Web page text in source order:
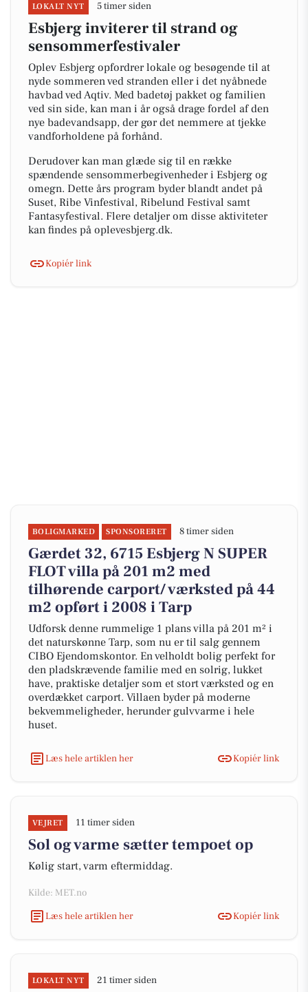
LOKALT NYT 5 timer siden
Esbjerg inviterer til strand og
sensommerfestivaler
Oplev Esbjerg opfordrer lokale og besøgende til at
nyde sommeren ved stranden eller i det nyåbnede
havbad ved Aqtiv. Med badetøj pakket og familien
ved sin side, kan man i år også drage fordel af den
nye badevandsapp, der gør det nemmere at tjekke
vandforholdene på forhånd.
Derudover kan man glæde sig til en række
spændende sensommerbegivenheder i Esbjerg og
omegn. Dette års program byder blandt andet på
Suset, Ribe Vinfestival, Ribelund Festival samt
Fantasyfestival. Flere detaljer om disse aktiviteter
kan findes på oplevesbjerg.dk.
Kopiér link
BOLIGMARKED SPONSORERET 8 timer siden
Gærdet 32, 6715 Esbjerg N SUPER
FLOT villa på 201 m2 med
tilhørende carport/ værksted på 44
m2 opført i 2008 i Tarp
Udforsk denne rummelige 1 plans villa på 201 m² i
det naturskønne Tarp, som nu er til salg gennem
CIBO Ejendomskontor. En velholdt bolig perfekt for
den pladskrævende familie med en solrig, lukket
have, praktiske detaljer som et stort værksted og en
overdækket carport. Villaen byder på moderne
bekvemmeligheder, herunder gulvvarme i hele
huset.
Læs hele artiklen her Kopiér link
VEJRET 11 timer siden
Sol og varme sætter tempoet op
Kølig start, varm eftermiddag.
Kilde: MET.no
Læs hele artiklen her
Kopiér link
LOKALT NYT 21 timer siden